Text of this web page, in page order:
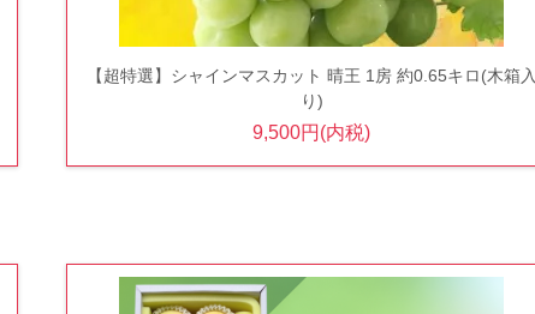
【超特選】シャインマスカット 晴王 1房 約0.65キロ(木箱入
り)
9,500円(内税)